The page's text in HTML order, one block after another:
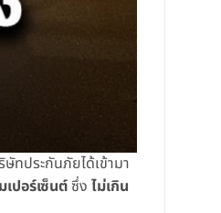
ทประกันภัยได้เข้ามา
ปอร์เซ็นต์ซึ่ง ไม่เกิน